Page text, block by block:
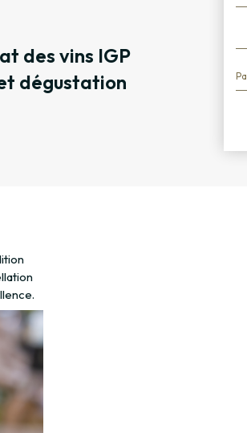
des vins IGP
dégustation